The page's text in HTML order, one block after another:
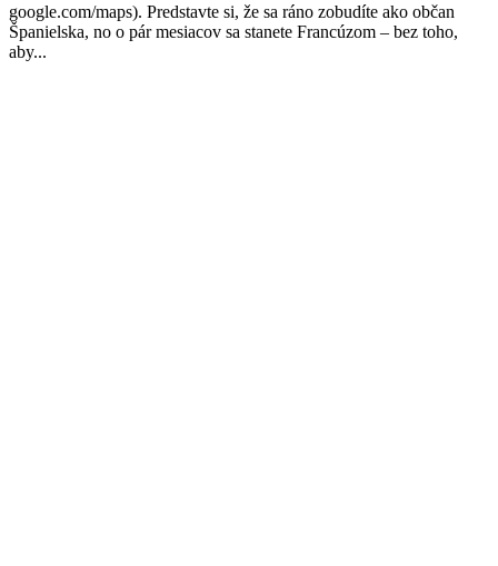
google.com/maps). Predstavte si, že sa ráno zobudíte ako občan
Španielska, no o pár mesiacov sa stanete Francúzom – bez toho,
aby...